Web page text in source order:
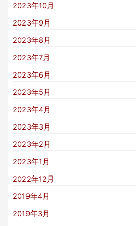
2023年10月
2023年9月
2023年8月
2023年7月
2023年6月
2023年5月
2023年4月
2023年3月
2023年2月
2023年1月
2022年12月
2019年4月
2019年3月